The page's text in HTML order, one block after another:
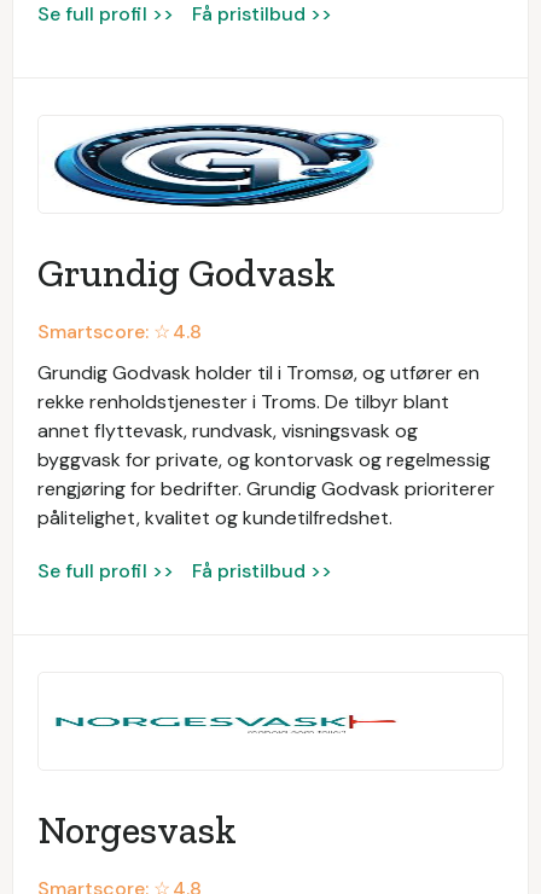
Se full profil >> Få pristilbud >>
Grundig Godvask
Smartscore: ☆4.8
Grundig Godvask holder til i Tromsø, og utfører en
rekke renholdstjenester i Troms. De tilbyr blant
annet flyttevask, rundvask, visningsvask og
byggvask for private, og kontorvask og regelmessig
rengjøring for bedrifter. Grundig Godvask prioriterer
pålitelighet, kvalitet og kundetilfredshet.
Se full profil >> Få pristilbud >>
Norgesvask
Smartscore: ☆4.8